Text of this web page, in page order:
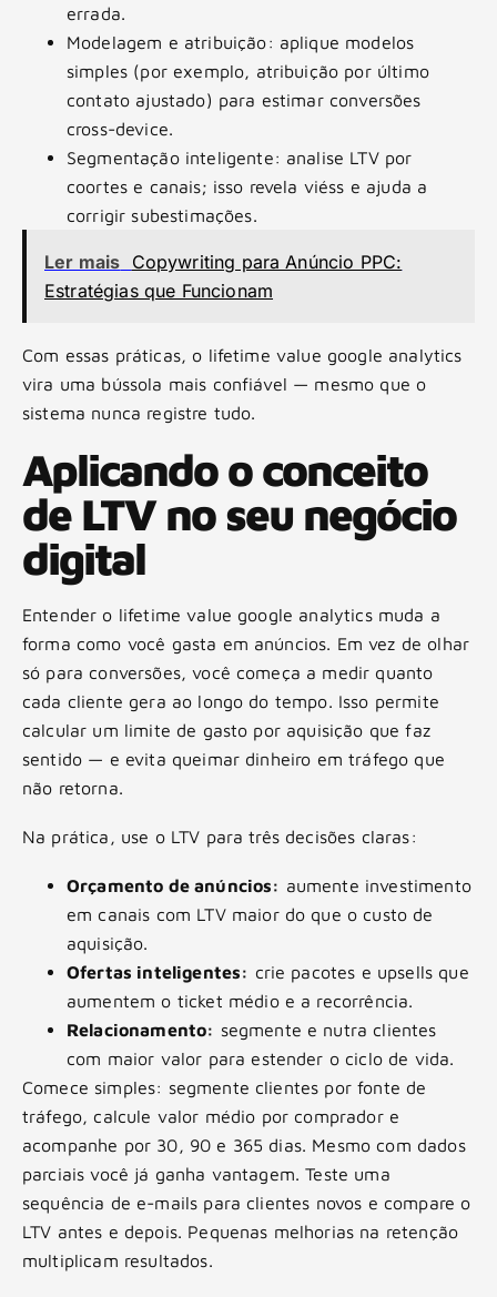
errada.
Modelagem e atribuição: aplique modelos
simples (por exemplo, atribuição por último
contato ajustado) para estimar conversões
cross-device.
Segmentação inteligente: analise LTV por
coortes e canais; isso revela viéss e ajuda a
corrigir subestimações.
Ler mais Copywriting para Anúncio PPC:
Estratégias que Funcionam
Com essas práticas, o lifetime value google analytics
vira uma bússola mais confiável — mesmo que o
sistema nunca registre tudo.
Aplicando o conceito
de LTV no seu negócio
digital
Entender o lifetime value google analytics muda a
forma como você gasta em anúncios. Em vez de olhar
só para conversões, você começa a medir quanto
cada cliente gera ao longo do tempo. Isso permite
calcular um limite de gasto por aquisição que faz
sentido — e evita queimar dinheiro em tráfego que
não retorna.
Na prática, use o LTV para três decisões claras:
Orçamento de anúncios: aumente investimento
em canais com LTV maior do que o custo de
aquisição.
Ofertas inteligentes: crie pacotes e upsells que
aumentem o ticket médio e a recorrência.
Relacionamento: segmente e nutra clientes
com maior valor para estender o ciclo de vida.
Comece simples: segmente clientes por fonte de
tráfego, calcule valor médio por comprador e
acompanhe por 30, 90 e 365 dias. Mesmo com dados
parciais você já ganha vantagem. Teste uma
sequência de e-mails para clientes novos e compare o
LTV antes e depois. Pequenas melhorias na retenção
multiplicam resultados.